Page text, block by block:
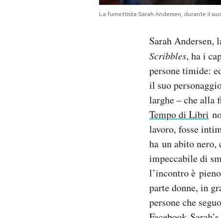
La fumettista Sarah Andersen, durante il
Sarah Andersen,
Scribbles, ha i
persone timide:
il suo
larghe – che alla
Tempo di Libri
lavoro, fosse
ha un abito nero,
impeccabile di
l’incontro è
parte donne, in
persone che